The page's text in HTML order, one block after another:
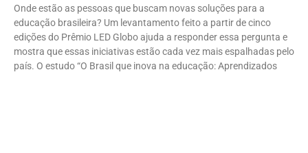
Onde estão as pessoas que buscam novas soluções para a
educação brasileira? Um levantamento feito a partir de cinco
edições do Prêmio LED Globo ajuda a responder essa pergunta e
mostra que essas iniciativas estão cada vez mais espalhadas pelo
país. O estudo “O Brasil que inova na educação: Aprendizados